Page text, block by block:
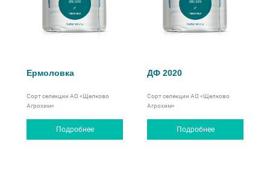
Ермоловка
Сорт селекции АО «Щелково
Агрохим»
Подробнее
ДФ 2020
Сорт селекции АО «Щелково
Агрохим»
Подробнее